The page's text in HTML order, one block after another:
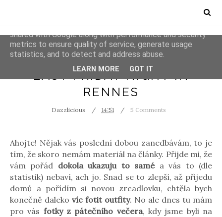
ERASMUS PARTY
LAST FRIDAY NIGHT IN
RENNES
Dazzlicious 14:51 5 Comments
Ahojte! Nějak vás poslední dobou zanedbávám, to je
tím, že skoro nemám materiál na články. Přijde mi, že
vám pořád dokola ukazuju to saméa vás to (dle
statistik) nebaví, ach jo. Snad se to zlepší, až přijedu
domů a pořídím si novou zrcadlovku, chtěla bych
konečně daleko víc fotit outfity. No ale dnes tu mám
pro vás fotky z pátečního večera, kdy jsme byli na
This site uses cookies from Google to deliver its services
shared with Google along with performance and security
metrics to ensure quality of service, generate usage
statistics, and to detect and address abuse.
LEARN MORE GOT IT